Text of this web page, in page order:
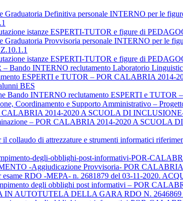
Graduatoria Definitiva personale INTERNO per le
istanze ESPERTI-TUTOR e figure di
Graduatoria Provvisoria personale INTERNO per le
istanze ESPERTI-TUTOR e figure di
Bando INTERNO reclutamento Laboratorio
ESPERTI e TUTOR – POR CALABRIA 2014-
BES
Bando INTERNO reclutamento ESPERTI e
Coordinamento e Supporto Amministrativo –
2014-2020 A SCUOLA DI
– POR CALABRIA 2014-2020 A SCUOLA
il collaudo di attrezzature e strumenti informatici
degli-obblighi-post-informativi-POR-
-Aggiudicazione Provvisoria- POR CALABRIA
esame RDO -MEPA- n. 2681879 del 03-11-2020.
degli obblighi post informativi – POR
AUTOTUTELA DELLA GARA RDO N. 2646869